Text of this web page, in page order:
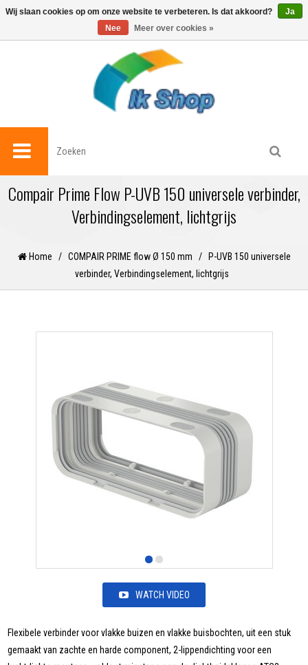
0
Compair Prime Flow P-UVB 150 universele verbinder,
Verbindingselement, lichtgrijs
Home / COMPAIR PRIME flow Ø 150 mm /
P-UVB 150 universele
verbinder, Verbindingselement, lichtgrijs
WATCH VIDEO
Flexibele verbinder voor vlakke buizen en vlakke buisbochten, uit een stuk
gemaakt van zachte en harde component, 2-lippendichting voor een
Wij slaan cookies op om onze website te verbeteren. Is dat akkoord?
Ja
Nee
Meer over cookies »